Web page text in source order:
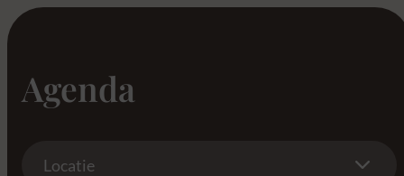
Agenda
Locatie